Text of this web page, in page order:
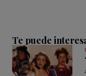
Te puede